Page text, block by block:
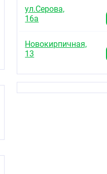
ул.Серова,
16а
Новокирпичная,
13